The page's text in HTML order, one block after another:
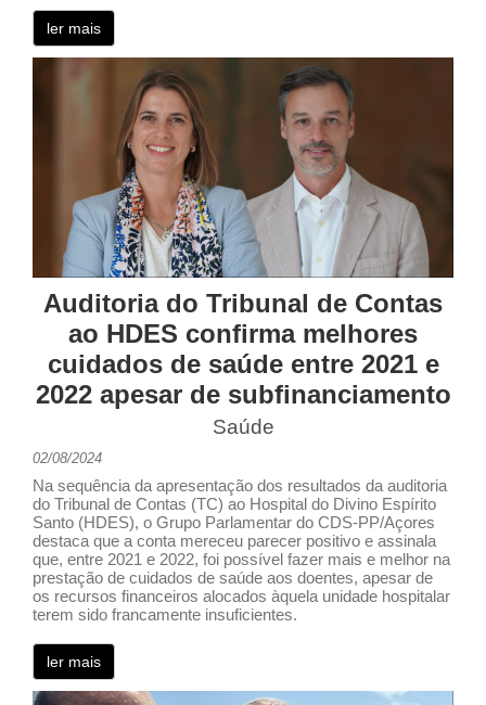
ler mais
Auditoria do Tribunal de Contas
ao HDES confirma melhores
cuidados de saúde entre 2021 e
2022 apesar de subfinanciamento
Saúde
02/08/2024
Na sequência da apresentação dos resultados da auditoria
do Tribunal de Contas (TC) ao Hospital do Divino Espírito
Santo (HDES), o Grupo Parlamentar do CDS-PP/Açores
destaca que a conta mereceu parecer positivo e assinala
que, entre 2021 e 2022, foi possível fazer mais e melhor na
prestação de cuidados de saúde aos doentes, apesar de
os recursos financeiros alocados àquela unidade hospitalar
terem sido francamente insuficientes.
ler mais